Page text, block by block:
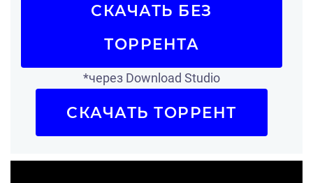
СКАЧАТЬ БЕЗ
ТОРРЕНТА
*через Download Studio
СКАЧАТЬ ТОРРЕНТ